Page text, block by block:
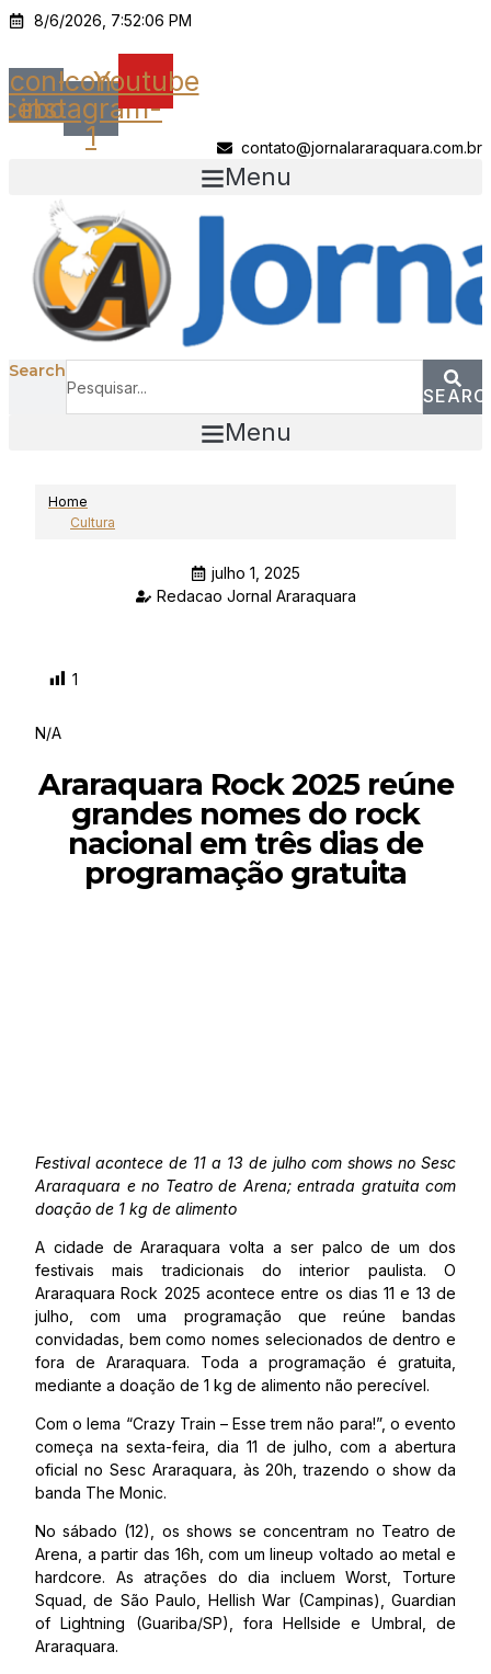
Ir
o
conteúdo
8/6/2026, 7:52:06 PM
Icon-Icon-
instagram-
1
Youtube
contato@jornalararaquara.com.br
Menu
Search
Menu
Home
Cultura
julho 1, 2025
Redacao Jornal Araraquara
1
N/A
Araraquara Rock 2025 reúne
grandes nomes do rock
nacional em três dias de
programação gratuita
Festival acontece de 11 a 13 de julho com shows no Sesc
Araraquara e no Teatro de Arena; entrada gratuita com
doação de 1 kg de alimento
A cidade de Araraquara volta a ser palco de um dos
festivais mais tradicionais do interior paulista. O
Araraquara Rock 2025 acontece entre os dias 11 e 13 de
julho, com uma programação que reúne bandas
convidadas, bem como nomes selecionados de dentro e
fora de Araraquara. Toda a programação é gratuita,
mediante a doação de 1 kg de alimento não perecível.
Com o lema “Crazy Train – Esse trem não para!”, o evento
começa na sexta-feira, dia 11 de julho, com a abertura
oficial no Sesc Araraquara, às 20h, trazendo o show da
banda The Monic.
No sábado (12), os shows se concentram no Teatro de
Arena, a partir das 16h, com um lineup voltado ao metal e
hardcore. As atrações do dia incluem Worst, Torture
Squad, de São Paulo, Hellish War (Campinas), Guardian
of Lightning (Guariba/SP), fora Hellside e Umbral, de
Araraquara.